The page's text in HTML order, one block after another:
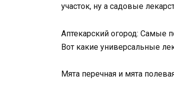
участок, ну а садовые
Аптекарский огород: Самые
Вот какие универсальные
Мята перечная и мята